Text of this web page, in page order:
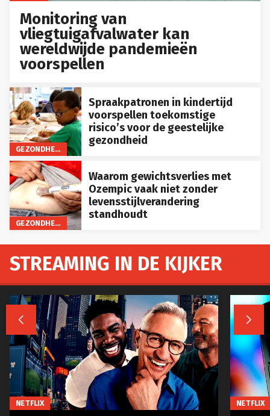
Monitoring van
vliegtuigafvalwater kan
wereldwijde pandemieën
voorspellen
GEZONDHEID
Spraakpatronen in kindertijd
voorspellen toekomstige
risico’s voor de geestelijke
gezondheid
GEZONDHEID
Waarom gewichtsverlies met
Ozempic vaak niet zonder
levensstijlverandering
standhoudt
STREAMING IN DE KIJKER
 
NETFLIX NETFLIX